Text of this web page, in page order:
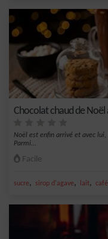
Chocolat chaud de Noël
Noël est enfin arrivé et avec
Parmi...
Facile
sucre, sirop d'agave, lait, café